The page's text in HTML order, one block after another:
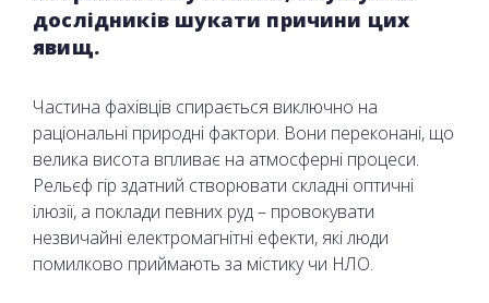
дослідників шукати причини цих
явищ.
Частина фахівців спирається виключно на
раціональні природні фактори. Вони переконані, що
велика висота впливає на атмосферні процеси.
Рельєф гір здатний створювати складні оптичні
ілюзії, а поклади певних руд – провокувати
незвичайні електромагнітні ефекти, які люди
помилково приймають за містику чи НЛО.